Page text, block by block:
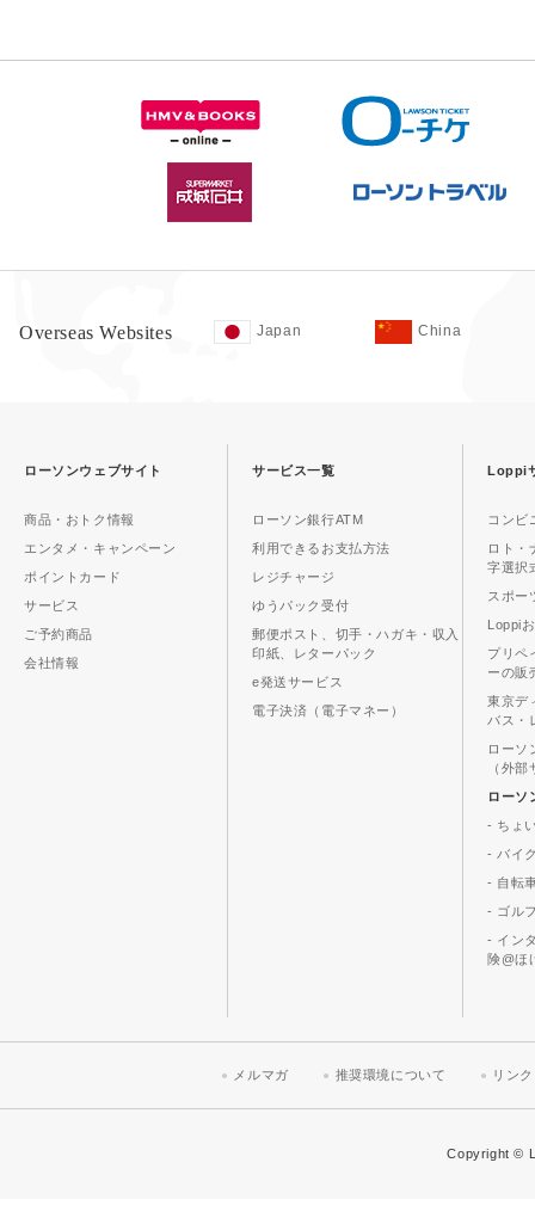
Overseas Websites Japan China
ローソンウェブサイト
商品・おトク情報
エンタメ・キャンペーン
ポイントカード
サービス
ご予約商品
会社情報
サービス一覧
ローソン銀行ATM
利用できるお支払方法
レジチャージ
ゆうパック受付
郵便ポスト、切手・ハガキ・収入
印紙、レターパック
e発送サービス
電子決済（電子マネー）
Loppi
コンビ
ロト・
字選択
スポー
Loppi
プリペ
ーの販
東京デ
バス・
ローソ
（外
ローソ
- ちょ
- バイ
- 自転
- ゴル
- イン
険@ほ
メルマガ 推奨環境について リン
Copyright ©